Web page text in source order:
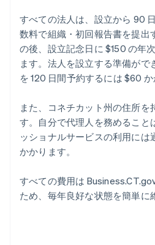
すべての法人は、設立から 90
数料で組織・初回報告書を提出
の後、設立記念日に $150 の年
ます。法人を設立する準備がで
を 120 日間予約するには $60 か
また、コネチカット州の住所
す。自分で代理人を務めること
ッショナルサービスの利用に
かかります。
すべての費用は
ため、毎年良好な状態を簡単に